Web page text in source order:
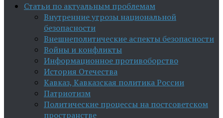
Статьи по актуальным проблемам
Внутренние угрозы национальной
безопасности
Внешнеполитические аспекты безопасности
Войны и конфликты
Информационное противоборство
История Отечества
Кавказ, Кавказская политика России
Патриотизм
Политические процессы на постсоветском
пространстве